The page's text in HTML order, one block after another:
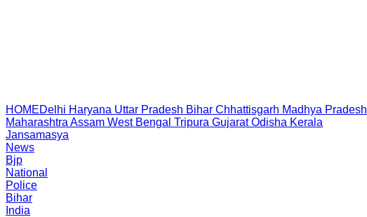
HOMEDelhi Haryana Uttar Pradesh Bihar Chhattisgarh Madhya Pradesh
Maharashtra Assam West Bengal Tripura Gujarat Odisha Kerala
Jansamasya
News
Bjp
National
Police
Bihar
India